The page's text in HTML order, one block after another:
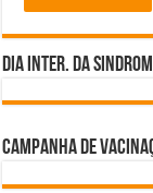
Dia inter. da
Campanha de